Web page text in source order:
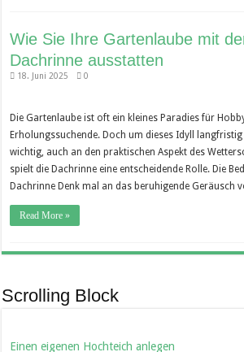
Wie Sie Ihre Gartenlaube mit
Dachrinne ausstatten
18. Juni 2025 0
Die Gartenlaube ist oft ein kleines Paradies für
Erholungssuchende. Doch um dieses Idyll
wichtig, auch an den praktischen Aspekt des
spielt die Dachrinne eine entscheidende Rolle. Die
Dachrinne Denk mal an das beruhigende Geräusch
Read More »
Scrolling Block
Einen eigenen Hochteich anlegen